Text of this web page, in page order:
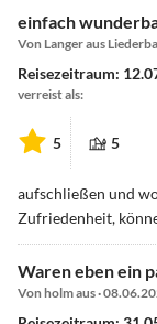
einfach
Von Langer aus
Reisezeitraum:
verreist als:
5 5
aufschließen und
Zufriedenheit,
Waren eben ein
Von holm aus ·